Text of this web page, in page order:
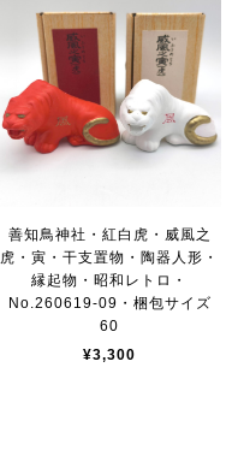
善知鳥神社・紅白虎・威風之
虎・寅・干支置物・陶器人形・
縁起物・昭和レトロ・
No.260619-09・梱包サイズ
60
¥3,300